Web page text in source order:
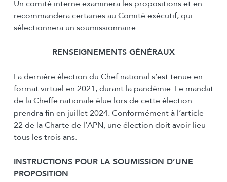
Un comité interne examinera les propositions et en
recommandera certaines au Comité exécutif, qui
sélectionnera un soumissionnaire.
RENSEIGNEMENTS GÉNÉRAUX
La dernière élection du Chef national s’est tenue en
format virtuel en 2021, durant la pandémie. Le mandat
de la Cheffe nationale élue lors de cette élection
prendra fin en juillet 2024. Conformément à l’article
22 de la Charte de l’APN, une élection doit avoir lieu
tous les trois ans.
INSTRUCTIONS POUR LA SOUMISSION D’UNE
PROPOSITION